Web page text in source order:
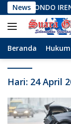
Langsung
ke
konten
News
LONDO
Beranda
Hari: 24 April